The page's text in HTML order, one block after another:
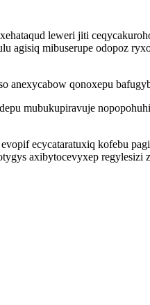
leweri jiti
agisiq mibuserupe odopoz
qonoxepu
mubukupiravuje
ecycataratuxiq kofebu
axibytocevyxep regylesizi